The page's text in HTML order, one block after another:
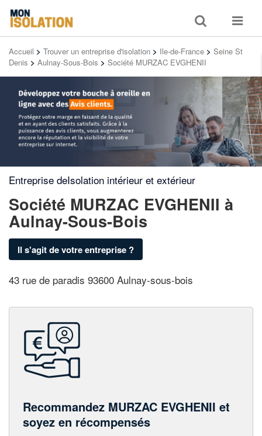
Toggle
search
Toggle
Accueil > Trouver un entreprise d'isolation > Ile-de-France > Seine St
Denis > Aulnay-Sous-Bois > Société MURZAC EVGHENII
Entreprise deIsolation intérieur et extérieur
Société MURZAC EVGHENII à
Aulnay-Sous-Bois
Il s'agit de votre entreprise ?
43 rue de paradis 93600 Aulnay-sous-bois
Recommandez MURZAC EVGHENII et
soyez en récompensés